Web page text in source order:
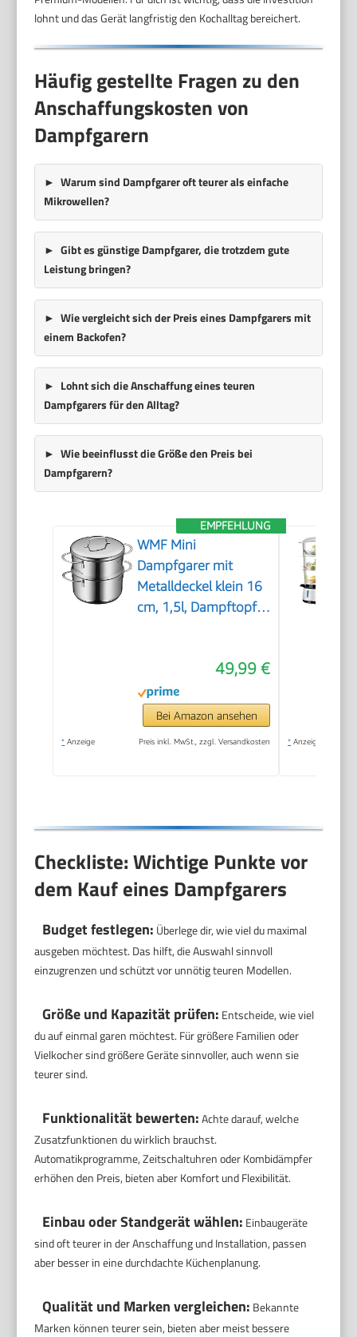
lohnt und das Gerät langfristig den Kochalltag bereichert.
Häufig gestellte Fragen zu den
Anschaffungskosten von
Dampfgarern
Warum sind Dampfgarer oft teurer als einfache
Mikrowellen?
Gibt es günstige Dampfgarer, die trotzdem gute
Leistung bringen?
Wie vergleicht sich der Preis eines Dampfgarers mit
einem Backofen?
Lohnt sich die Anschaffung eines teuren
Dampfgarers für den Alltag?
Wie beeinflusst die Größe den Preis bei
Dampfgarern?
EMPFEHLUNG
WMF Mini
Dampfgarer mit
Metalldeckel klein 16
cm, 1,5l, Dampftopf,
Dampfgarer Topf
stapelbar, ideal für
kleine Portionen oder
Singlehaushalte
49,99 €
Bei Amazon ansehen
* Anzeige Preis inkl. MwSt., zzgl. Versandkosten * Anzeige
Checkliste: Wichtige Punkte vor
dem Kauf eines Dampfgarers
Budget festlegen: Überlege dir, wie viel du maximal
ausgeben möchtest. Das hilft, die Auswahl sinnvoll
einzugrenzen und schützt vor unnötig teuren Modellen.
Größe und Kapazität prüfen: Entscheide, wie viel
du auf einmal garen möchtest. Für größere Familien oder
Vielkocher sind größere Geräte sinnvoller, auch wenn sie
teurer sind.
Funktionalität bewerten:Achte darauf, welche
Zusatzfunktionen du wirklich brauchst.
Automatikprogramme, Zeitschaltuhren oder Kombidämpfer
erhöhen den Preis, bieten aber Komfort und Flexibilität.
Einbau oder Standgerät wählen: Einbaugeräte
sind oft teurer in der Anschaffung und Installation, passen
aber besser in eine durchdachte Küchenplanung.
Qualität und Marken vergleichen: Bekannte
Marken können teurer sein, bieten aber meist bessere